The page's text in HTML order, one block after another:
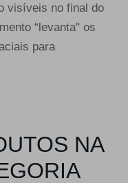
visíveis no final do
“levanta" os
para
NA